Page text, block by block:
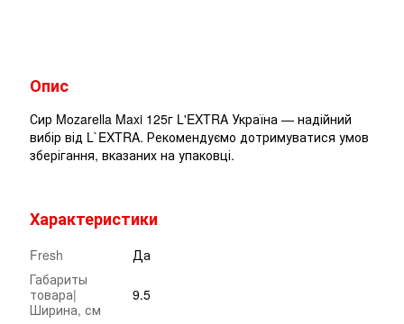
Опис
Сир Mozarella Maxi 125г L'EXTRA Україна — надійний
вибір від L`EXTRA. Рекомендуємо дотримуватися умов
зберігання, вказаних на упаковці.
Характеристики
Fresh
Да
Габариты
товара|
Ширина, см
9.5